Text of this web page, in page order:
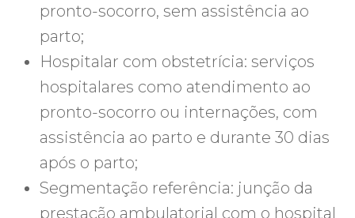
pronto-socorro, sem assistência ao
parto;
Hospitalar com obstetrícia: serviços
hospitalares como atendimento ao
pronto-socorro ou internações, com
assistência ao parto e durante 30 dias
após o parto;
Segmentação referência: junção da
prestação ambulatorial com o hospital